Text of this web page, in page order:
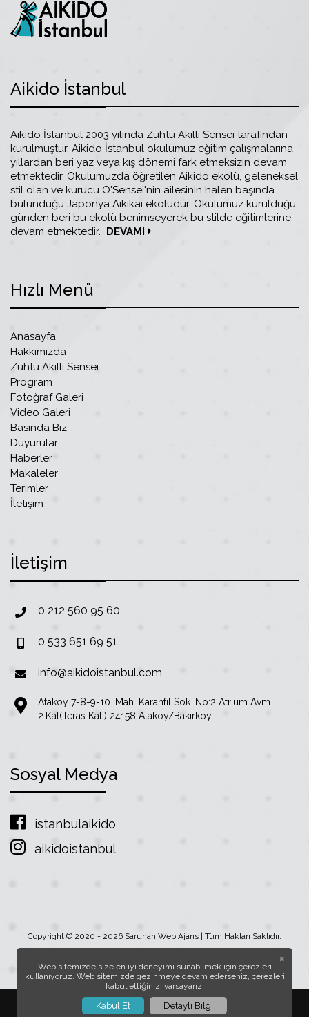
Aikido İstanbul
Aikido İstanbul 2003 yılında Zühtü Akıllı Sensei tarafından
kurulmuştur. Aikido İstanbul okulumuz eğitim çalışmalarına
yıllardan beri yaz veya kış dönemi fark etmeksizin devam
etmektedir. Okulumuzda öğretilen Aikido ekolü, geleneksel
stil olan ve kurucu O'Sensei'nin ailesinin halen başında
bulunduğu Japonya Aikikai ekolüdür. Okulumuz kurulduğu
günden beri bu ekolü benimseyerek bu stilde eğitimlerine
devam etmektedir. DEVAMI
Hızlı Menü
Anasayfa
Hakkımızda
Zühtü Akıllı Sensei
Program
Fotoğraf Galeri
Video Galeri
Basında Biz
Duyurular
Haberler
Makaleler
Terimler
İletişim
İletişim
0 212 560 95 60
0 533 651 69 51
info@aikidoistanbul.com
Ataköy 7-8-9-10. Mah. Karanfil Sok. No:2 Atrium Avm
2.Kat(Teras Katı) 24158 Ataköy/Bakırköy
Sosyal Medya
istanbulaikido
aikidoistanbul
Copyright © 2020 - 2026 Saruhan Web Ajans | Tüm Hakları Saklıdır.
×
Web sitemizde size en iyi deneyimi sunabilmek için çerezleri
kullanıyoruz. Web sitemizde gezinmeye devam ederseniz, çerezleri
kabul ettiğinizi varsayarız.
Kabul Et Detaylı Bilgi